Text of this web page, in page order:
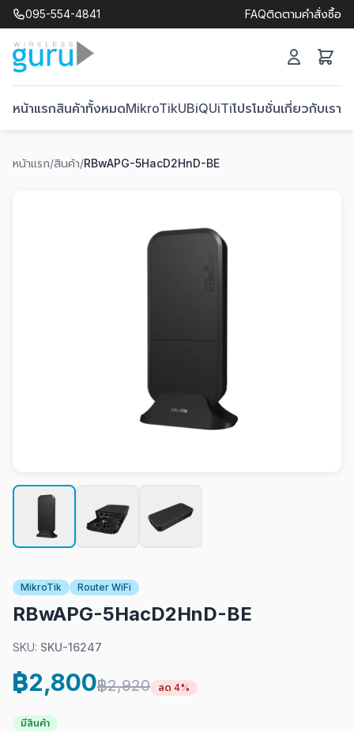
095-554-4841 FAQติดตามคำสั่งซื้อ
หน้าแรกสินค้าทั้งหมดMikroTikUBiQUiTiโปรโมชั่นเกี่ยวกับเรา
หน้าแรก/สินค้า/RBwAPG-5HacD2HnD-BE
MikroTik Router WiFi
RBwAPG-5HacD2HnD-BE
SKU: SKU-16247
฿2,800฿2,920 ลด 4%
มีสินค้า